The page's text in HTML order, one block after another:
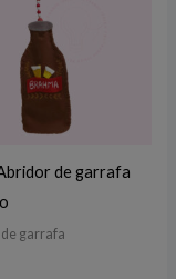
de garrafa
garrafa